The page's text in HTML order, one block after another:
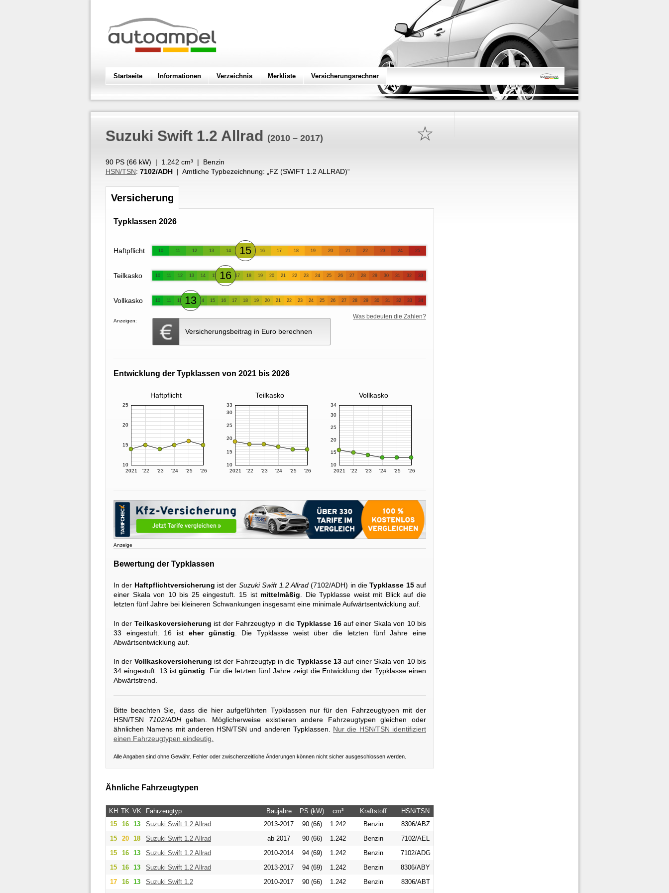
Startseite Informationen Verzeichnis Merkliste Versicherungsrechner
☆
Suzuki Swift 1.2 Allrad (2010 – 2017)
90 PS (66 kW) | 1.242 cm³ | Benzin
HSN/TSN: 7102/ADH | Amtliche Typbezeichnung: „ FZ (SWIFT 1.2 ALLRAD)“
Versicherung
Typklassen 2026
Haftpflicht 10 11 12 13 14 15 16 17 18 19 20 21 22 23 24 25
Teilkasko 10 11 12 13 14 15 16 17 18 19 20 21 22 23 24 25 26 27 28 29 30 31 32 33
Vollkasko 10 11 12 13 14 15 16 17 18 19 20 21 22 23 24 25 26 27 28 29 30 31 32 33 34
Anzeigen:
Versicherungsbeitrag in Euro berechnen
Was bedeuten die Zahlen?
Entwicklung der Typklassen von 2021 bis 2026
Haftpflicht Teilkasko Vollkasko
2021 '22 '23 '24 '25 '26
10
15
20
25
2021 '22 '23 '24 '25 '26
10
15
20
25
30
33
2021 '22 '23 '24 '25 '26
10
15
20
25
30
34
Anzeige
Bewertung der Typklassen
In der Haftpflichtversicherung ist der Suzuki Swift 1.2 Allrad(7102/ADH) in dieTypklasse 15auf
einer Skala von 10 bis 25 eingestuft. 15 ist mittelmäßig . Die Typklasse weist mit Blick auf die
letzten fünf Jahre bei kleineren Schwankungen insgesamt eine minimale Aufwärtsentwicklung auf.
In der Teilkaskoversicherung ist der Fahrzeugtyp in dieTypklasse 16auf einer Skala von 10 bis
33 eingestuft. 16 ist eher günstig . Die Typklasse weist über die letzten fünf Jahre eine
Abwärtsentwicklung auf.
In der Vollkaskoversicherung ist der Fahrzeugtyp in die Typklasse 13 auf einer Skala von 10 bis
34 eingestuft. 13 istgünstig. Für die letzten fünf Jahre zeigt die Entwicklung der Typklasse einen
Abwärtstrend.
Bitte beachten Sie, dass die hier aufgeführten Typklassen nur für den Fahrzeugtypen mit der
HSN/TSN 7102/ADHgelten. Möglicherweise existieren andere Fahrzeugtypen gleichen oder
ähnlichen Namens mit anderen HSN/TSN und anderen Typklassen. Nur die HSN/TSN identifiziert
einen Fahrzeugtypen eindeutig.
Alle Angaben sind ohne Gewähr. Fehler oder zwischenzeitliche Änderungen können nicht sicher ausgeschlossen werden.
Ähnliche Fahrzeugtypen
KH TK VK Fahrzeugtyp Baujahre PS (kW) cm³ Kraftstoff
HSN/TSN
15
16 13 Suzuki Swift 1.2 Allrad 2013-2017 90 (66) 1.242 Benzin
8306/ABZ
15
20 18 Suzuki Swift 1.2 Allrad ab 2017 90 (66) 1.242 Benzin
7102/AEL
15
16 13 Suzuki Swift 1.2 Allrad 2010-2014 94 (69) 1.242 Benzin
7102/ADG
15
16 13 Suzuki Swift 1.2 Allrad 2013-2017 94 (69) 1.242 Benzin
8306/ABY
17
16 13 Suzuki Swift 1.2 2010-2017 90 (66) 1.242 Benzin
8306/ABT